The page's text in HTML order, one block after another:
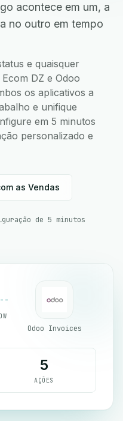
acontece em um, a
no outro em tempo
e quaisquer
DZ e Odoo
os aplicativos a
e unifique
em 5 minutos
personalizado e
as Vendas
de 5 minutos
Odoo Invoices
5
AÇÕES